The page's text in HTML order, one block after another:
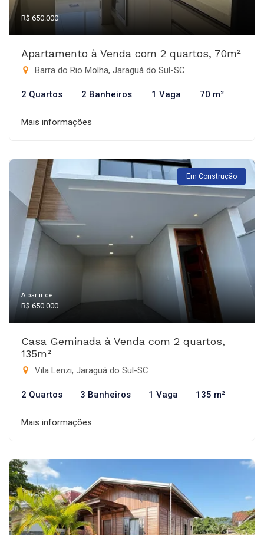
R$ 650.000
Apartamento à Venda com 2 quartos, 70m²
Barra do Rio Molha, Jaraguá do Sul-SC
2 Quartos 2 Banheiros 1 Vaga 70 m²
Mais informações
Em Construção
A partir de:
R$ 650.000
Casa Geminada à Venda com 2 quartos,
135m²
Vila Lenzi, Jaraguá do Sul-SC
2 Quartos 3 Banheiros 1 Vaga 135 m²
Mais informações